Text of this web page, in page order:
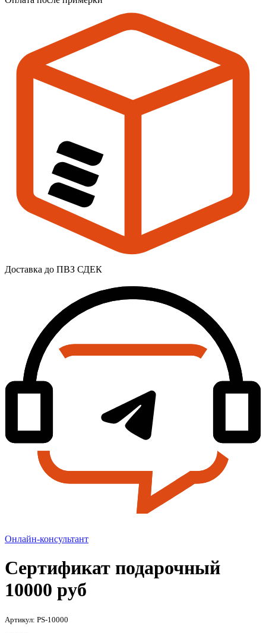
Доставка до ПВЗ СДЕК
Онлайн-консультант
Сертификат подарочный
10000 руб
Артикул: PS-10000